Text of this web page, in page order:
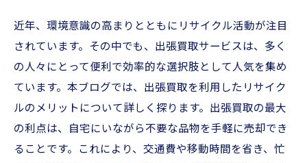
近年、環境意識の高まりとともにリサイクル活動が注目
されています。その中でも、出張買取サービスは、多く
の人々にとって便利で効率的な選択肢として人気を集め
ています。本ブログでは、出張買取を利用したリサイク
ルのメリットについて詳しく探ります。出張買取の最大
の利点は、自宅にいながら不要な品物を手軽に売却でき
ることです。これにより、交通費や移動時間を省き、忙